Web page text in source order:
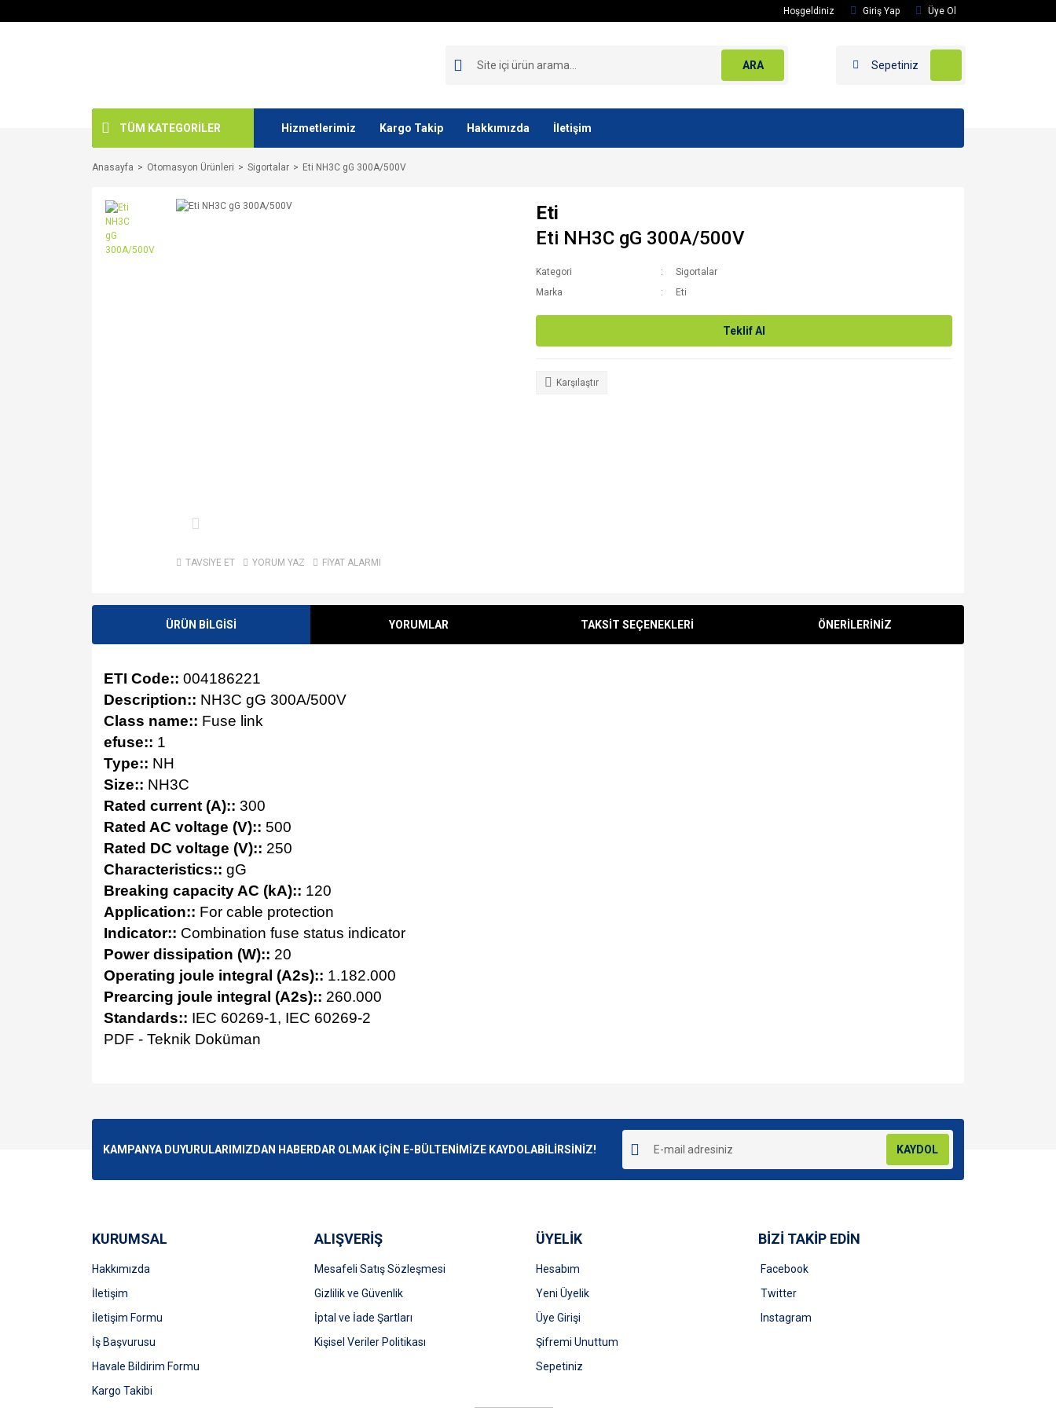
Hoşgeldiniz Giriş Yap Üye Ol
ARA Sepetiniz
TÜM KATEGORİLER Hizmetlerimiz Kargo Takip Hakkımızda İletişim
Anasayfa Otomasyon Ürünleri Sigortalar Eti NH3C gG 300A/500V
TAVSİYE ET YORUM YAZ FİYAT ALARMI
Eti
Eti NH3C gG 300A/500V
Kategori
Sigortalar
Marka
Eti
Teklif Al
Karşılaştır
ÜRÜN BİLGİSİ YORUMLAR TAKSİT SEÇENEKLERİ ÖNERİLERİNİZ
ETI Code:: 004186221
Description:: NH3C gG 300A/500V
Class name:: Fuse link
efuse:: 1
Type:: NH
Size:: NH3C
Rated current (A):: 300
Rated AC voltage (V):: 500
Rated DC voltage (V):: 250
Characteristics:: gG
Breaking capacity AC (kA):: 120
Application:: For cable protection
Indicator:: Combination fuse status indicator
Power dissipation (W):: 20
Operating joule integral (A2s):: 1.182.000
Prearcing joule integral (A2s):: 260.000
Standards:: IEC 60269-1, IEC 60269-2
PDF - Teknik Doküman
Ürün resmi kalitesiz, bozuk veya görüntülenemiyor.
Bu ürüne benzer farklı alternatifler olmalı.
Gönder
KAMPANYA DUYURULARIMIZDAN HABERDAR OLMAK İÇİN E-BÜLTENİMİZE KAYDOLABİLİRSİNİZ! KAYDOL
KURUMSAL
Hakkımızda
İletişim
İletişim Formu
İş Başvurusu
Havale Bildirim Formu
Kargo Takibi
ALIŞVERİŞ
Mesafeli Satış Sözleşmesi
Gizlilik ve Güvenlik
İptal ve İade Şartları
Kişisel Veriler Politikası
ÜYELİK
Hesabım
Yeni Üyelik
Üye Girişi
Şifremi Unuttum
Sepetiniz
BİZİ TAKİP EDİN
Facebook
Twitter
Instagram